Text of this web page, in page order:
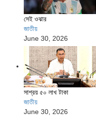
সেই ওঝার
জাতীয়
June 30, 2026
সাশ্রয় ৫০ লাখ টাকা
জাতীয়
June 30, 2026